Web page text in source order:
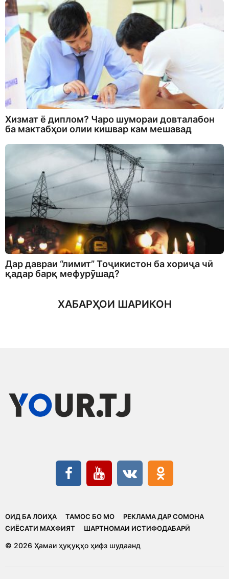
Хизмат ё диплом? Чаро шумораи довталабон
ба мактабҳои олии кишвар кам мешавад
Дар давраи “лимит” Тоҷикистон ба хориҷа чӣ
қадар барқ мефурӯшад?
ХАБАРҲОИ ШАРИКОН
ОИД БА ЛОИҲА ТАМОС БО МО
РЕКЛАМА ДАР СОМОНА
CИЁСАТИ МАХФИЯТ
ШАРТНОМАИ ИСТИФОДАБАРӢ
© 2026 Ҳамаи ҳуқуқҳо ҳифз шудаанд